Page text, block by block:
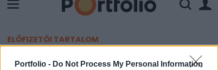
Portfolio - Do Not Process My Personal Information
ELŐFIZETŐI TARTALOM
Mezőgép: pozitív fejlemények